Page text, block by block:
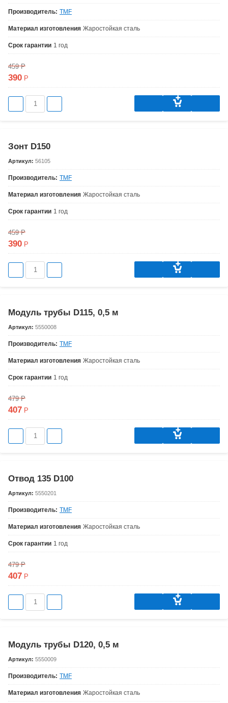
Производитель: TMF
Материал изготовления Жаростойкая сталь
Срок гарантии 1 год
459Р
390 Р
Зонт D150
Артикул: 56105
Производитель: TMF
Материал изготовления Жаростойкая сталь
Срок гарантии 1 год
459Р
390 Р
Модуль трубы D115, 0,5 м
Артикул: 5550008
Производитель: TMF
Материал изготовления Жаростойкая сталь
Срок гарантии 1 год
479Р
407 Р
Отвод 135 D100
Артикул: 5550201
Производитель: TMF
Материал изготовления Жаростойкая сталь
Срок гарантии 1 год
479Р
407 Р
Модуль трубы D120, 0,5 м
Артикул: 5550009
Производитель: TMF
Материал изготовления Жаростойкая сталь